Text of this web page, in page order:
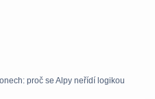
proč se Alpy neřídí logikou